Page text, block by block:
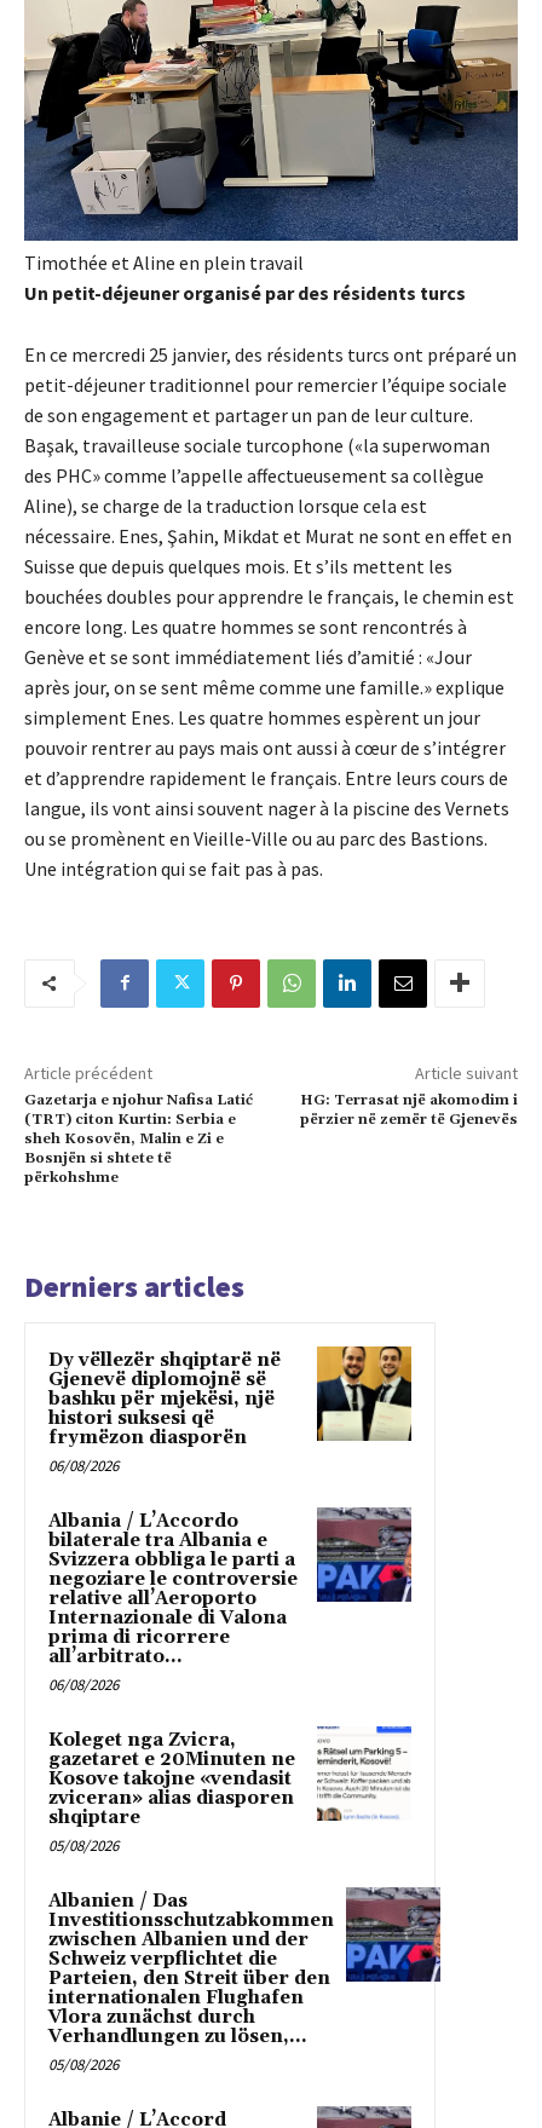
Timothée et Aline en plein travail
Un petit-déjeuner organisé par des résidents turcs
En ce mercredi 25 janvier, des résidents turcs ont préparé un
petit-déjeuner traditionnel pour remercier l’équipe sociale
de son engagement et partager un pan de leur culture.
Başak, travailleuse sociale turcophone («la superwoman
des PHC» comme l’appelle affectueusement sa collègue
Aline), se charge de la traduction lorsque cela est
nécessaire. Enes, Şahin, Mikdat et Murat ne sont en effet en
Suisse que depuis quelques mois. Et s’ils mettent les
bouchées doubles pour apprendre le français, le chemin est
encore long. Les quatre hommes se sont rencontrés à
Genève et se sont immédiatement liés d’amitié : «Jour
après jour, on se sent même comme une famille.» explique
simplement Enes. Les quatre hommes espèrent un jour
pouvoir rentrer au pays mais ont aussi à cœur de s’intégrer
et d’apprendre rapidement le français. Entre leurs cours de
langue, ils vont ainsi souvent nager à la piscine des Vernets
ou se promènent en Vieille-Ville ou au parc des Bastions.
Une intégration qui se fait pas à pas.
Article précédent
Gazetarja e njohur Nafisa Latić
(TRT) citon Kurtin: Serbia e
sheh Kosovën, Malin e Zi e
Bosnjën si shtete të
përkohshme
Article suivant
HG: Terrasat një akomodim i
përzier në zemër të Gjenevës
Derniers articles
Dy vëllezër shqiptarë në
Gjenevë diplomojnë së
bashku për mjekësi, një
histori suksesi që
frymëzon diasporën
06/08/2026
Albania / L’Accordo
bilaterale tra Albania e
Svizzera obbliga le parti a
negoziare le controversie
relative all’Aeroporto
Internazionale di Valona
prima di ricorrere
all’arbitrato...
06/08/2026
Koleget nga Zvicra,
gazetaret e 20Minuten ne
Kosove takojne «vendasit
zviceran» alias diasporen
shqiptare
05/08/2026
Albanien / Das
Investitionsschutzabkommen
zwischen Albanien und der
Schweiz verpflichtet die
Parteien, den Streit über den
internationalen Flughafen
Vlora zunächst durch
Verhandlungen zu lösen,...
05/08/2026
Albanie / L’Accord